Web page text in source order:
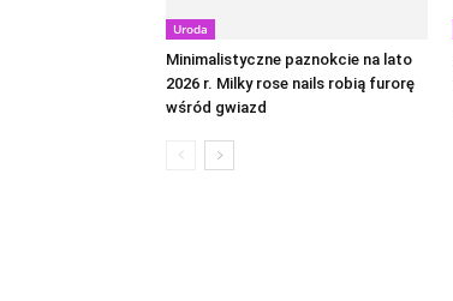
Uroda
Minimalistyczne paznokcie na lato
2026 r. Milky rose nails robią furorę
wśród gwiazd